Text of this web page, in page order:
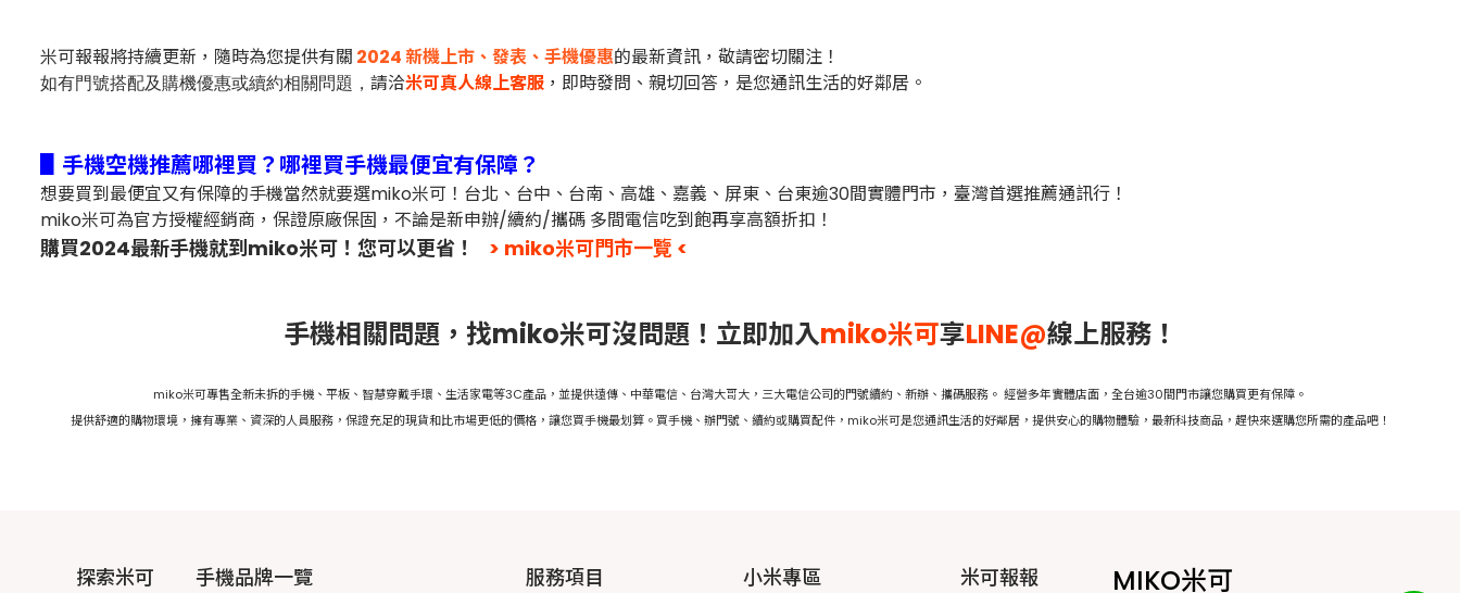
米可報報將持續更新，隨時為您提供有關 2024 新機上市、發表、手機優惠的最新資訊，敬請密切關注！
如有門號搭配及購機優惠或續約相關問題， 請洽米可真人線上客服 ，即時發問、親切回答，是您通訊生活的好鄰居。
▋手機空機推薦哪裡買？哪裡買手機最便宜有保障？
想要買到最便宜又有保障的手機當然就要選miko米可！台北、台中、台南、高雄、嘉義、屏東、台東逾30間實體門市，臺灣首選推薦通訊行！
miko米可為官方授權經銷商，保證原廠保固，不論是新申辦/續約/攜碼 多間電信吃到飽再享高額折扣！
購買2024最新手機就到miko米可！您可以更省！ > miko米可門市一覽 <
手機相關問題，找miko米可沒問題！立即加入miko米可享LINE@線上服務！
miko米可專售全新未拆的手機、平板、智慧穿戴手環、生活家電等3C產品，並提供遠傳、中華電信、台灣大哥大，三大電信公司的門號續約、新辦、攜碼服務。 經營多年實體店面，全台逾30間門市讓您購買更有保障。
提供舒適的購物環境，擁有專業、資深的人員服務，保證充足的現貨和比市場更低的價格，讓您買手機最划算。買手機、辦門號、續約或購買配件，miko米可是您通訊生活的好鄰居，提供安心的購物體驗，最新科技商品，趕快來選購您所需的產品吧！
探索米可 手機品牌一覽 服務項目 小米專區 米可報報 MIKO米可